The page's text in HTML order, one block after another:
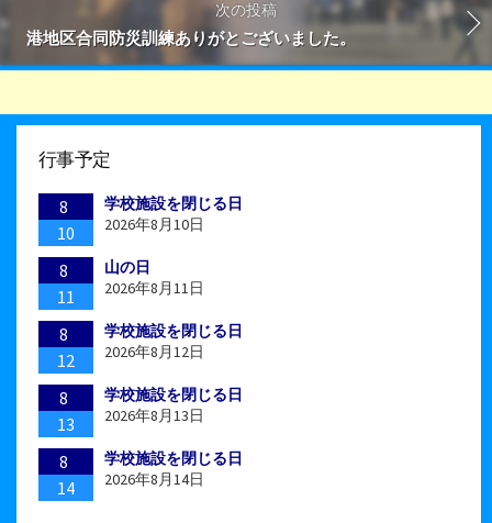
次の投稿
港地区合同防災訓練ありがとございました。
行事予定
8
10
学校施設を閉じる日
2026年8月10日
8
11
山の日
2026年8月11日
8
12
学校施設を閉じる日
2026年8月12日
8
13
学校施設を閉じる日
2026年8月13日
8
14
学校施設を閉じる日
2026年8月14日